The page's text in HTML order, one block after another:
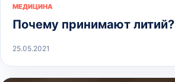
МЕДИЦИНА
Почему принимают литий?
25.05.2021